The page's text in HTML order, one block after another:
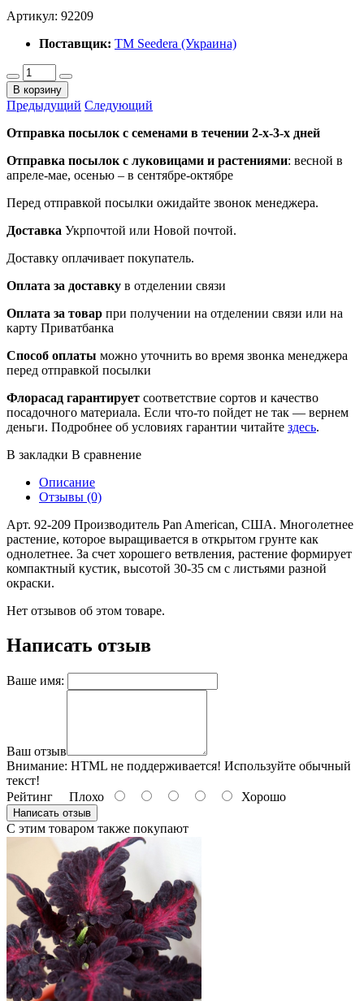
Артикул: 92209
Поставщик: ТМ Seedera (Украина)
В корзину
Предыдущий Следующий
Отправка посылок с семенами в течении 2-х-3-х дней
Отправка посылок с луковицами и растениями: весной в
апреле-мае, осенью – в сентябре-октябре
Перед отправкой посылки ожидайте звонок менеджера.
Доставка Укрпочтой или Новой почтой.
Доставку оплачивает покупатель.
Оплата за доставку в отделении связи
Оплата за товар при получении на отделении связи или на
карту Приватбанка
Способ оплаты можно уточнить во время звонка менеджера
перед отправкой посылки
Флорасад гарантирует соответствие сортов и качество
посадочного материала. Если что-то пойдет не так — вернем
деньги. Подробнее об условиях гарантии читайте здесь.
В закладки В сравнение
Описание
Отзывы (0)
Арт. 92-209 Производитель Pan American, США. Многолетнее
растение, которое выращивается в открытом грунте как
однолетнее. За счет хорошего ветвления, растение формирует
компактный кустик, высотой 30-35 см с листьями разной
окраски.
Нет отзывов об этом товаре.
Написать отзыв
Ваше имя:
Ваш отзыв
Внимание: HTML не поддерживается! Используйте обычный
текст!
Рейтинг Плохо Хорошо
Написать отзыв
С этим товаром также покупают